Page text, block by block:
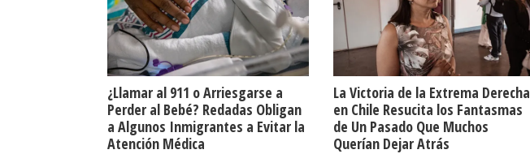
¿Llamar al 911 o Arriesgarse a
Perder al Bebé? Redadas Obligan
a Algunos Inmigrantes a Evitar la
Atención Médica
La Victoria de la Extrema Derecha
en Chile Resucita los Fantasmas
de Un Pasado Que Muchos
Querían Dejar Atrás